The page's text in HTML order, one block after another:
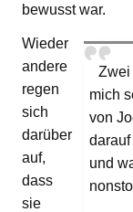
bewusst war.
Zwei
mich
von
und
Wieder
andere
regen
sich
darüber
auf,
dass
sie